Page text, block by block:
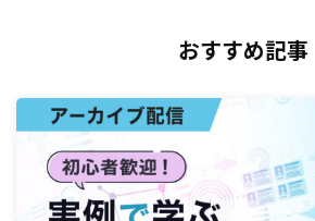
おすすめ記事